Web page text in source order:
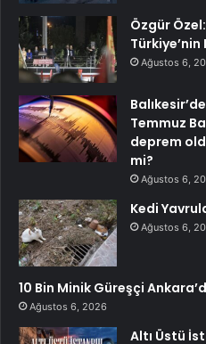
Özgür
Ağustos 6,
Temmuz
deprem
mi?
Ağustos 6,
Kedi
Ağustos 6,
10 Bin Minik Güreşçi
Ağustos 6, 2026
Altı Üstü